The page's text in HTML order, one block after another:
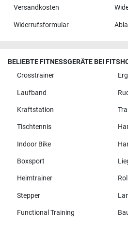
Versandkosten
Widerrufsformular
BELIEBTE FITNESSGERÄTE BEI
Crosstrainer
Laufband
Kraftstation
Tischtennis
Indoor Bike
Boxsport
Heimtrainer
Stepper
Functional Training